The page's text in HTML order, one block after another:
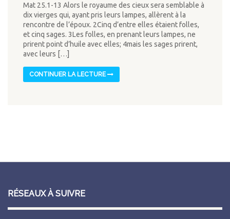
Mat 25.1-13 Alors le royaume des cieux sera semblable à
dix vierges qui, ayant pris leurs lampes, allèrent à la
rencontre de l’époux. 2Cinq d’entre elles étaient folles,
et cinq sages. 3Les folles, en prenant leurs lampes, ne
prirent point d’huile avec elles; 4mais les sages prirent,
avec leurs […]
CONTINUER LA LECTURE
RÉSEAUX À SUIVRE